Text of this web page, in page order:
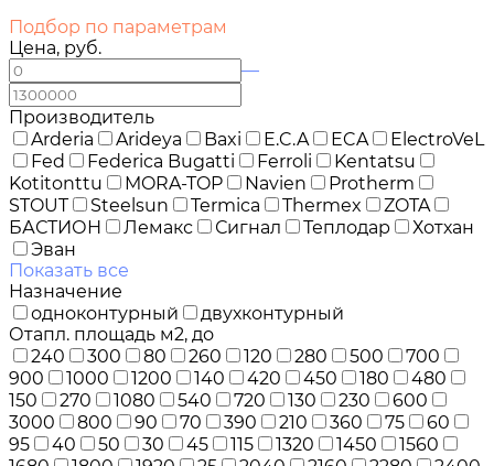
Подбор по параметрам
Цена, руб.
—
Производитель
Arderia
Arideya Baxi E.C.A ECA
ElectroVeL
Fed
Federica Bugatti Ferroli
Kentatsu
Kotitonttu
MORA-TOP Navien
Protherm
STOUT
Steelsun Termica Thermex
ZOTA
БАСТИОН
Лемакс Сигнал Теплодар
Хотхан
Эван
Показать все
Назначение
одноконтурный
двухконтурный
Отапл. площадь м2, до
240
300 80 260 120 280 500
700
900
1000 1200 140 420 450 180
480
150
270 1080 540 720 130 230
600
3000
800 90 70 390 210 360 75
60
95
40 50 30 45 115 1320 1450
1560